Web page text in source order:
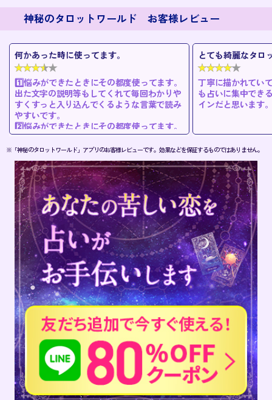
神秘のタロットワールド お客様レビュー
何かあった時に使ってます。
1️⃣悩みができたときにその都度使ってます。
出た文字の説明等もしてくれて毎回わかりや
すくすっと入り込んでくるような言葉で読み
やすいです。
2️⃣悩みができたときにその都度使ってます。
出た文字の説明等もしてくれて毎回わかりや
すくすっと入り込んでくるような言葉で読み
やすいです。
3️⃣悩みができたときにその都度使ってます。
出た文字の説明等もしてくれて毎回わかりや
すくすっと入り込んでくるような言葉で読み
やすいです。
とても綺麗なタロ
丁寧に描かれてい
も占いに集中でき
インだと思います
※「神秘のタロットワールド」アプリのお客様レビューです。効果などを保証するものではありません。